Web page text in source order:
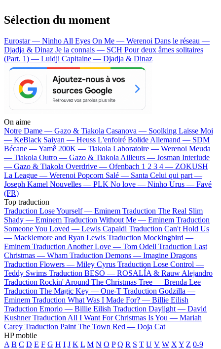
Sélection du moment
Eurostar — Ninho All Eyes On Me — Werenoi Dans le réseau —
Djadja & Dinaz Je la connais — SCH Pour deux âmes solitaires
(Part. 1) — Luidji Capitaine — Djadja & Dinaz
On aime
Notre Dame — Gazo & Tiakola Casanova — Soolking Laisse Moi
— KeBlack Saiyan — Heuss L'enfoiré Bolide Allemand — SDM
Bécane —Yamê 200K — Tiakola Laboratoire — Werenoi Meuda
— Tiakola Outro — Gazo & Tiakola Ailleurs — Josman Interlude
— Gazo & Tiakola Overdrive — Ofenbach 1 2 3 4 — ZOKUSH
La League — Werenoi Popcorn Salé — Santa Celui qui part —
Joseph Kamel Nouvelles — PLK No love — Ninho Urus — Favé
(FR)
Top traduction
Traduction Lose Yourself — Eminem Traduction The Real Slim
Shady — Eminem Traduction Without Me — Eminem Traduction
Someone You Loved — Lewis Capaldi Traduction Can't Hold Us
— Macklemore and Ryan Lewis Traduction Mockingbird —
Eminem Traduction Another Love — Tom Odell Traduction Last
Christmas — Wham Traduction Demons — Imagine Dragons
Traduction Flowers — Miley Cyrus Traduction Lose Control —
Teddy Swims Traduction BESO — ROSALÍA & Rauw Alejandro
Traduction Rockin' Around The Christmas Tree — Brenda Lee
Traduction The Magic Key — One-T Traduction Godzilla —
Eminem Traduction What Was I Made For? — Billie Eilish
Traduction Emorio — Billie Eilish Traduction Daylight — David
Kushner Traduction All I Want For Christmas Is You — Mariah
Carey Traduction Paint The Town Red — Doja Cat
HP mobile
A B C D E F G H I J K L M N O P Q R S T U V W X Y Z 0-9